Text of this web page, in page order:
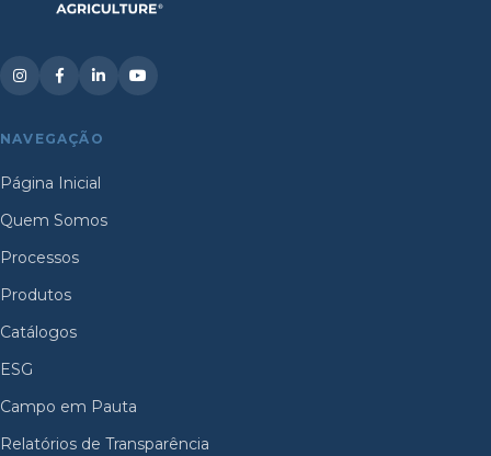
NAVEGAÇÃO
Página Inicial
Quem Somos
Processos
Produtos
Catálogos
ESG
Campo em Pauta
Relatórios de Transparência